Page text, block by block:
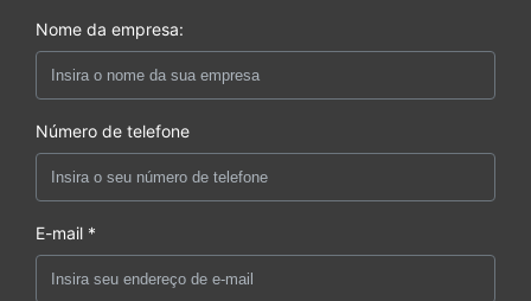
Nome da empresa:
Número de telefone
E-mail *